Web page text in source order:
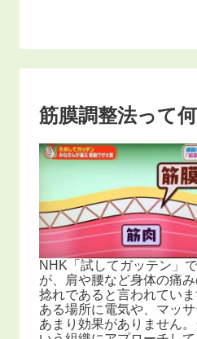
筋膜調整法って
NHK「試してガッテン」
が、肩や腰など身体の痛
捻れであると言われてい
ある場所に電気や、マッ
あまり効果がありません